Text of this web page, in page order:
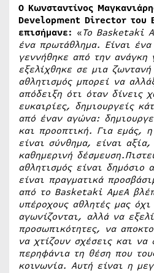
Ο Κωνσταντίνος
Development Director του
επισήμανε: «Το Basketaki
ένα πρωτάθλημα. Είναι
γεννήθηκε από την ανάγκη
εξελίχθηκε σε μια
αθλητισμός μπορεί να
απόδειξη ότι όταν δίνεις
ευκαιρίες, δημιουργείς
από έναν αγώνα:
και προοπτική. Για εμάς,
είναι σύνθημα, είναι
καθημερινή
αθλητισμός είναι δημόσιο
είναι πραγματικά
από το Basketaki ΑμεΑ
υπέροχους αθλητές μας
αγωνίζονται, αλλά να
προσωπικότητες, να
να χτίζουν σχέσεις και να
περηφάνια τη θέση που
κοινωνία. Αυτή είναι η